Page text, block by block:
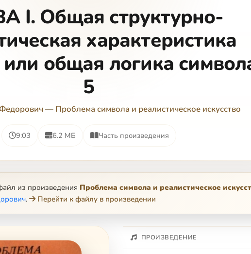
I. Общая структурно-
характеристика
общая логика
5
— Проблема символа и реалистическое искусство
9:03 6.2 МБ Часть произведения
из произведения Проблема символа и реалистическое
. Перейти к файлу в произведении
ПРОИЗВЕДЕНИЕ